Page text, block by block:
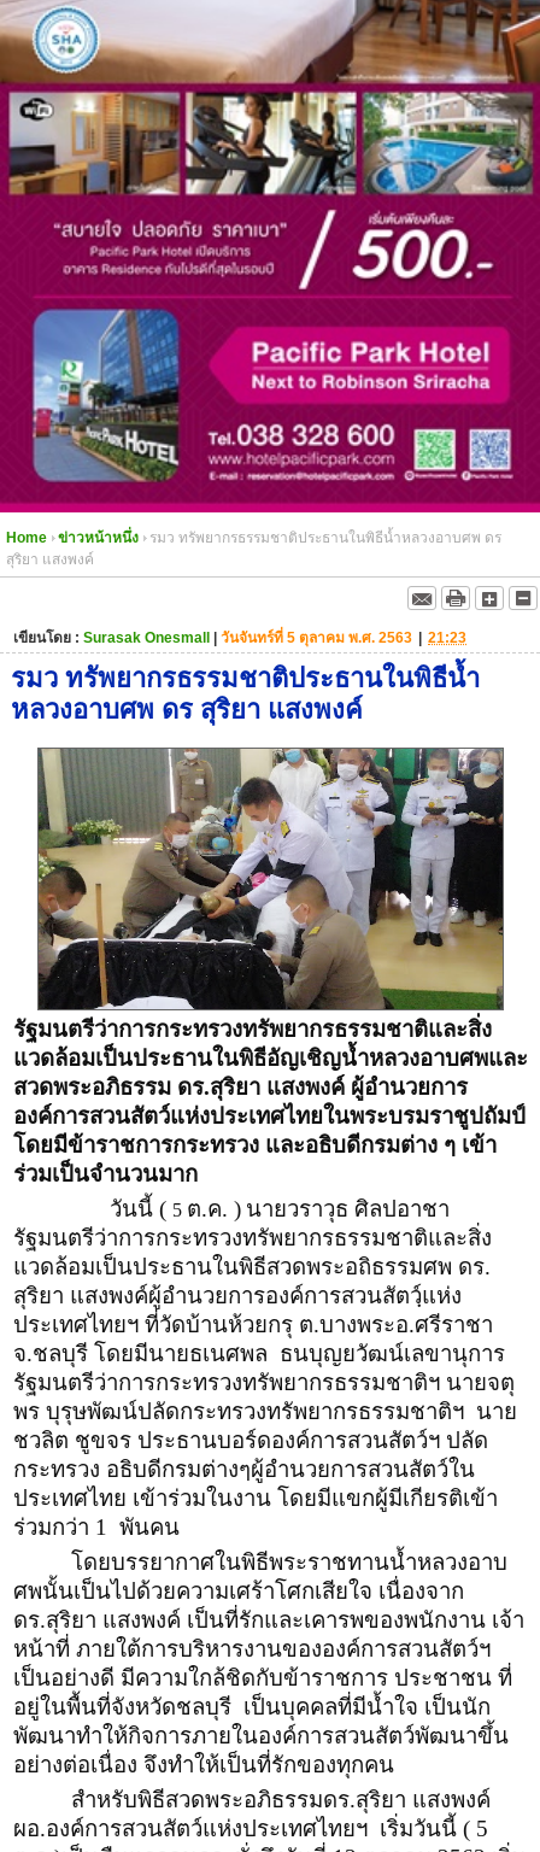
Home ข่าวหน้าหนึ่ง
รมว ทรัพยากรธรรมชาติประธานในพิธีน้ำหลวงอาบศพ ดร
สุริยา แสงพงค์
เขียนโดย : Surasak Onesmall | วันจันทร์ที่ 5 ตุลาคม พ.ศ. 2563 | 21:23
รมว ทรัพยากรธรรมชาติประธานในพิธีน้ำ
หลวงอาบศพ ดร สุริยา แสงพงค์
รัฐมนตรีว่าการกระทรวงทรัพยากรธรรมชาติและสิ่ง
แวดล้อมเป็นประธานในพิธีอัญเชิญน้ำหลวงอาบศพและ
สวดพระอภิธรรม ดร.สุริยา แสงพงค์ ผู้อำนวยการ
องค์การสวนสัตว์แห่งประเทศไทยในพระบรมราชูปถัมป์
โดยมีข้าราชการกระทรวง และอธิบดีกรมต่าง ๆ เข้า
ร่วมเป็นจำนวนมาก
วันนี้ ( 5 ต.ค. ) นายวราวุธ​ ศิลปอาชา​
รัฐมนตรีว่าการกระทรวงทรัพยากรธรรมชาติและสิ่ง
แวดล้อม​ เป็นประธานในพิธีสวดพระอถิธรรมศพ​ ดร.​
สุริยา​ แสงพงค์​ ผู้อำนวยการองค์การสวนสัตวฺ์แห่ง
ประเทศไทย​ฯ​ ที่วัดบ้านห้วยกรุ​ ต.บางพระ​ อ.ศรีราชา​
จ.ชลบุรี​ โดยมี​นายธเนศพล​ ธนบุญยวัฒน์​ เลขานุการ
รัฐมนตรีว่าการกระทรวงทรัพยากรธรรมชาติฯ​ นายจตุ
พร​ บุรุษพัฒน์​ ปลัดกระทรวงทรัพยากรธรรมชาติ​ฯ​ นาย
ชวลิต ชูขจร ประธานบอร์ดองค์การสวนสัตว์ฯ ปลัด
กระทรวง อธิบดีกรมต่างๆผู้อำนวยการสวนสัตว์ใน
ประเทศไทย เข้าร่วมในงาน โดยมีแขกผู้มีเกียรติเข้า
ร่วมกว่า 1 พันคน
โดยบรรยากาศในพิธีพระราชทานน้ำหลวงอาบ
ศพ​นั้นเป็นไปด้วยความเศร้าโศกเสียใจ เนื่องจาก
ดร.สุริยา แสงพงค์ เป็นที่รักและเคารพของพนักงาน เจ้า
หน้าที่ ภายใต้การบริหารงานขององค์การสวนสัตว์ฯ
เป็นอย่างดี มีความใกล้ชิดกับข้าราชการ ประชาชน ที่
อยู่ในพื้นที่จังหวัดชลบุรี เป็นบุคคลที่มีน้ำใจ เป็นนัก
พัฒนาทำให้กิจการภายในองค์การสวนสัตว์พัฒนาขึ้น
อย่างต่อเนื่อง จึงทำให้เป็นที่รักของทุกคน
สำหรับพิธีสวดพระอภิธรรม​ ดร.สุริยา​ แสงพงค์​
ผอ.องค์การสวนสัตว์แห่งประเทศไทยฯ​ เริ่มวันนี้​ ( 5